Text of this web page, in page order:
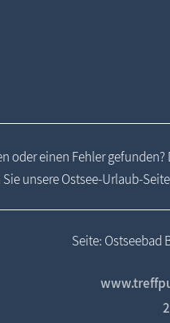
oder einen Fehler
unsere Ostsee-Urlaub-
Seite: Ostseebad